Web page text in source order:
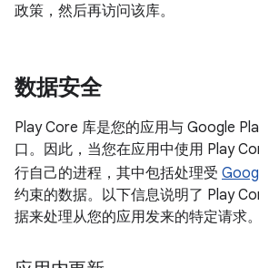
政策，然后再访问该库。
数据安全
Play Core 库是您的应用与 Google
口。因此，当您在应用中使用 Play
行自己的进程，其中包括处理受
约束的数据。以下信息说明了 Play
据来处理从您的应用发来的特定请求。